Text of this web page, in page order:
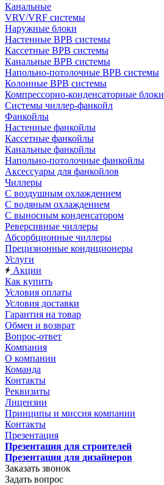
Канальные
VRV/VRF системы
Наружные блоки
Настенные ВРВ системы
Кассетные ВРВ системы
Канальные ВРВ системы
Напольно-потолочные ВРВ системы
Колонные ВРВ системы
Компрессорно-конденсаторные блоки
Системы чиллер-фанкойл
Фанкойлы
Настенные фанкойлы
Кассетные фанкойлы
Канальные фанкойлы
Напольно-потолочные фанкойлы
Аксессуары для фанкойлов
Чиллеры
С воздушным охлаждением
С водяным охлаждением
С выносным конденсатором
Реверсивные чиллеры
Абсорбционные чиллеры
Прецизионные кондиционеры
Услуги
Акции
Как купить
Условия оплаты
Условия доставки
Гарантия на товар
Обмен и возврат
Вопрос-ответ
Компания
О компании
Команда
Контакты
Реквизиты
Лицензии
Принципы и миссия компании
Контакты
Презентация
Презентация для строителей
Презентация для дизайнеров
Заказать звонок
Задать вопрос